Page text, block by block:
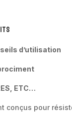
d’utilisation
ETC…
conçus pour